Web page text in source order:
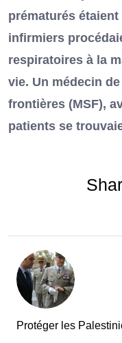
prématurés
infirmiers
respiratoires à la
vie. Un médecin
frontières (MSF),
patients se
Protéger les